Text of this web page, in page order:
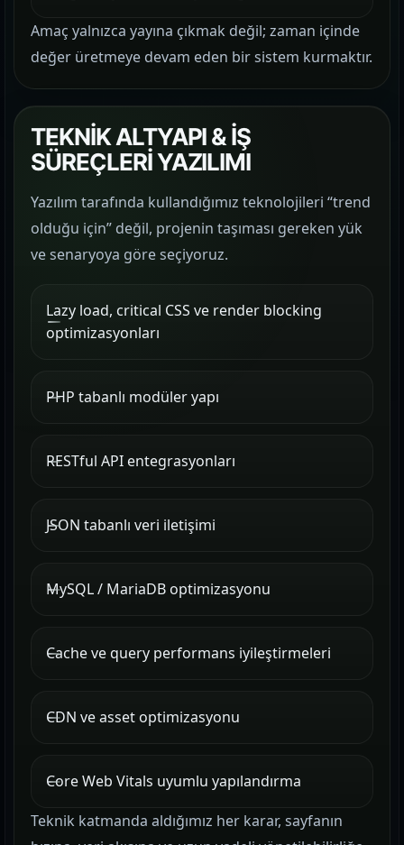
Amaç yalnızca yayına çıkmak değil; zaman içinde
değer üretmeye devam eden bir sistem kurmaktır.
TEKNİK ALTYAPI & İŞ
SÜREÇLERİ YAZILIMI
Yazılım tarafında kullandığımız teknolojileri “trend
olduğu için” değil, projenin taşıması gereken yük
ve senaryoya göre seçiyoruz.
Lazy load, critical CSS ve render blocking
optimizasyonları
PHP tabanlı modüler yapı
RESTful API entegrasyonları
JSON tabanlı veri iletişimi
MySQL / MariaDB optimizasyonu
Cache ve query performans iyileştirmeleri
CDN ve asset optimizasyonu
Core Web Vitals uyumlu yapılandırma
Teknik katmanda aldığımız her karar, sayfanın